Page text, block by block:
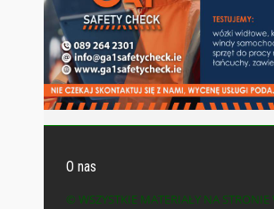
O nas
© WSZYSTKIE MATERIAŁY NA STRONIE